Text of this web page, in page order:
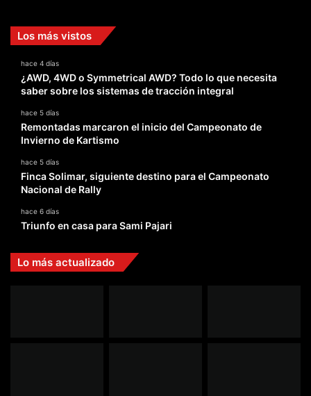
Los más vistos
hace 4 días
¿AWD, 4WD o Symmetrical AWD? Todo lo que necesita
saber sobre los sistemas de tracción integral
hace 5 días
Remontadas marcaron el inicio del Campeonato de
Invierno de Kartismo
hace 5 días
Finca Solimar, siguiente destino para el Campeonato
Nacional de Rally
hace 6 días
Triunfo en casa para Sami Pajari
Lo más actualizado